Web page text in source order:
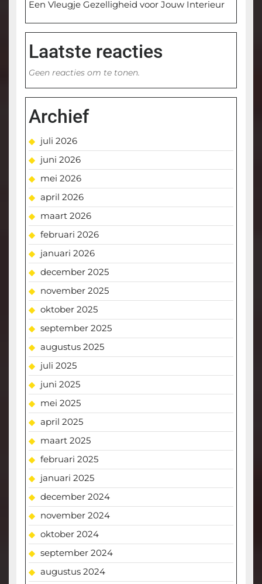
Een Vleugje Gezelligheid voor Jouw Interieur
Laatste reacties
Geen reacties om te tonen.
Archief
juli 2026
juni 2026
mei 2026
april 2026
maart 2026
februari 2026
januari 2026
december 2025
november 2025
oktober 2025
september 2025
augustus 2025
juli 2025
juni 2025
mei 2025
april 2025
maart 2025
februari 2025
januari 2025
december 2024
november 2024
oktober 2024
september 2024
augustus 2024